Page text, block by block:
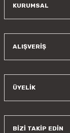
KURUMSAL
ALIŞVERİŞ
ÜYELİK
BİZİ TAKİP EDİN